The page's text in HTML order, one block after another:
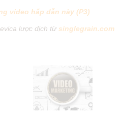
video hấp dẫn này (P3)
lược dịch từsinglegrain.com